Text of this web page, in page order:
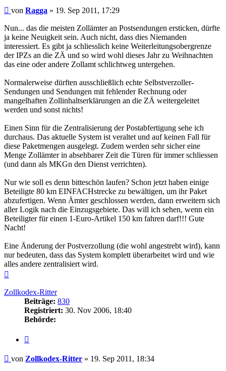
Beitrag
von Ragga » 19. Sep 2011, 17:29
Nun... das die meisten Zollämter an Postsendungen ersticken, dürfte
ja keine Neuigkeit sein. Auch nicht, dass dies Niemanden
interessiert. Es gibt ja schliesslich keine Weiterleitungsobergrenze
der IPZs an die ZÄ und so wird wohl dieses Jahr zu Weihnachten
das eine oder andere Zollamt schlichtweg untergehen.
Normalerweise dürften ausschließlich echte Selbstverzoller-
Sendungen und Sendungen mit fehlender Rechnung oder
mangelhaften Zollinhaltserklärungen an die ZÄ weitergeleitet
werden und sonst nichts!
Einen Sinn für die Zentralisierung der Postabfertigung sehe ich
durchaus. Das aktuelle System ist veraltet und auf keinen Fall für
diese Paketmengen ausgelegt. Zudem werden sehr sicher eine
Menge Zollämter in absehbarer Zeit die Türen für immer schliessen
(und dann als MKGn den Dienst verrichten).
Nur wie soll es denn bitteschön laufen? Schon jetzt haben einige
Beteiligte 80 km EINFACHstrecke zu bewältigen, um ihr Paket
abzufertigen. Wenn Ämter geschlossen werden, dann erweitern sich
aller Logik nach die Einzugsgebiete. Das will ich sehen, wenn ein
Beteiligter für einen 1-Euro-Artikel 150 km fahren darf!!! Gute
Nacht!
Eine Änderung der Postverzollung (die wohl angestrebt wird), kann
nur bedeuten, dass das System komplett überarbeitet wird und wie
alles andere zentralisiert wird.
Zollkodex-Ritter
Beiträge: 830
Registriert: 30. Nov 2006, 18:40
Behörde:
Beitrag
von Zollkodex-Ritter » 19. Sep 2011, 18:34